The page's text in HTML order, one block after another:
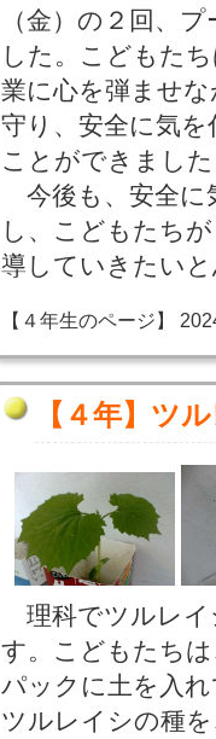
（金）の２回、
した。こどもた
業に心を弾ませ
守り、安全に気
ことができまし
今後も、安全に
し、こどもたち
導していきたい
【４年生のページ】
【４年】ツ
理科でツルレイ
す。こどもたち
パックに土を入
ツルレイシの種